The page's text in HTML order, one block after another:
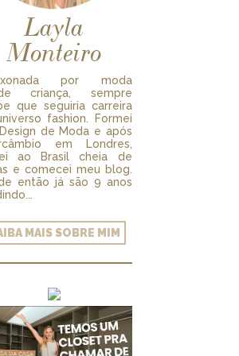
Layla
Monteiro
por moda
criança, sempre
que seguiria carreira
fashion. Formei
de Moda e após
em Londres,
ao Brasil cheia de
e comecei meu blog.
então já são 9 anos
MAIS SOBRE MIM